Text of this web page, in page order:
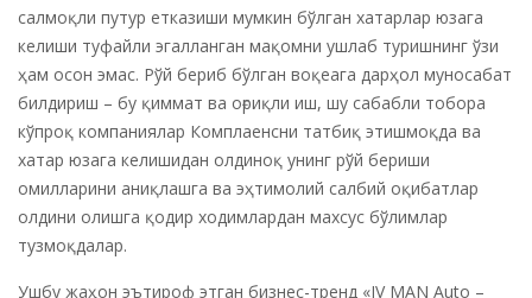
салмоқли путур етказиши мумкин бўлган хатарлар юзага
келиши туфайли эгалланган мақомни ушлаб туришнинг ўзи
ҳам осон эмас. Рўй бериб бўлган воқеага дарҳол муносабат
билдириш – бу қиммат ва оғриқли иш, шу сабабли тобора
кўпроқ компаниялар Комплаенсни татбиқ этишмоқда ва
хатар юзага келишидан олдиноқ унинг рўй бериши
омилларини аниқлашга ва эҳтимолий салбий оқибатлар
олдини олишга қодир ходимлардан махсус бўлимлар
тузмоқдалар.
Ушбу жаҳон эътироф этган бизнес-тренд «JV MAN Auto –